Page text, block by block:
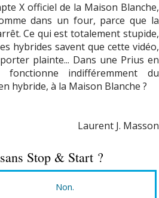
X officiel de la Maison Blanche,
dans un four, parce que la
Ce qui est totalement stupide,
hybrides savent que cette vidéo,
plainte... Dans une Prius en
indifféremment du
hybride, à la Maison Blanche ?
Laurent J. Masson
Stop & Start ?
Non.